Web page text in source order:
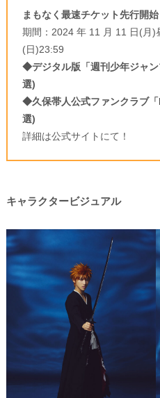
まもなく最速チケット先行開始
期間：2024 年 11 月 11 日(月)
(日)23:59
◆デジタル版「週刊少年ジャ
選)
◆久保帯人公式ファンクラブ
選)
詳細は公式サイトにて！
キャラクタービジュアル